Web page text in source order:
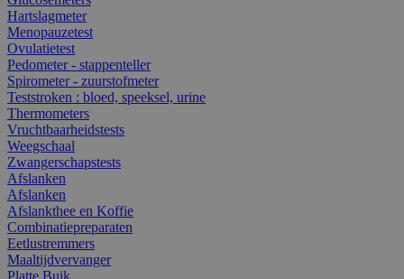
Hartslagmeter
Menopauzetest
Ovulatietest
Pedometer - stappenteller
Spirometer - zuurstofmeter
Teststroken : bloed, speeksel, urine
Thermometers
Vruchtbaarheidstests
Weegschaal
Zwangerschapstests
Afslanken
Afslanken
Afslankthee en Koffie
Combinatiepreparaten
Eetlustremmers
Maaltijdvervanger
Platte Buik